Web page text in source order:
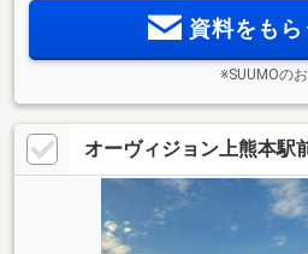
資料をも
※SUUMOの
オーヴィジョン上熊本